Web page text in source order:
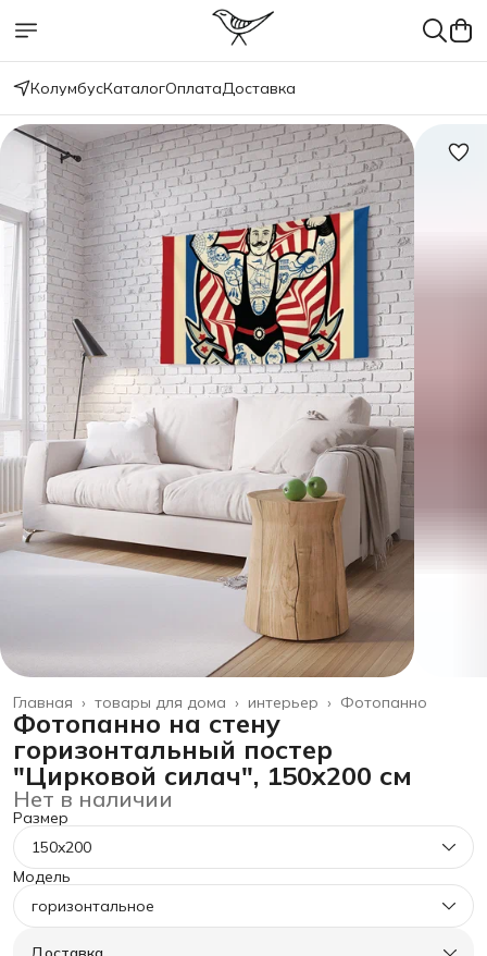
КолумбусКаталогОплатаДоставка
Фотопанно
интерьер ›
товары для дома ›
Главная ›
Фотопанно на стену
горизонтальный постер
"Цирковой силач", 150x200 см
Нет в наличии
Размер
150x200
Модель
горизонтальное